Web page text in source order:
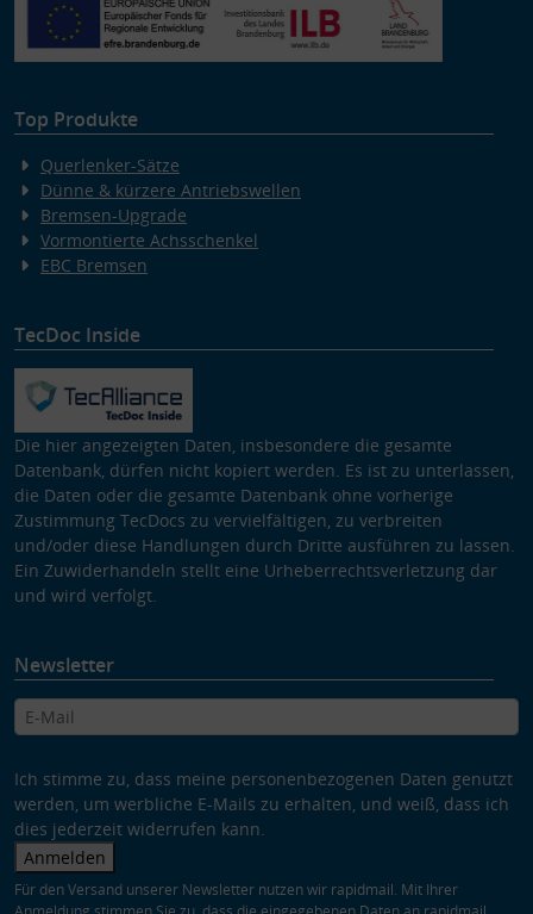
Top Produkte
Querlenker-Sätze
Dünne & kürzere Antriebswellen
Bremsen-Upgrade
Vormontierte Achsschenkel
EBC Bremsen
TecDoc Inside
Die hier angezeigten Daten, insbesondere die gesamte
Datenbank, dürfen nicht kopiert werden. Es ist zu unterlassen,
die Daten oder die gesamte Datenbank ohne vorherige
Zustimmung TecDocs zu vervielfältigen, zu verbreiten
und/oder diese Handlungen durch Dritte ausführen zu lassen.
Ein Zuwiderhandeln stellt eine Urheberrechtsverletzung dar
und wird verfolgt.
Newsletter
Ich stimme zu, dass meine personenbezogenen Daten genutzt
werden, um werbliche E-Mails zu erhalten, und weiß, dass ich
dies jederzeit widerrufen kann.
Anmelden
Für den Versand unserer Newsletter nutzen wir rapidmail. Mit Ihrer